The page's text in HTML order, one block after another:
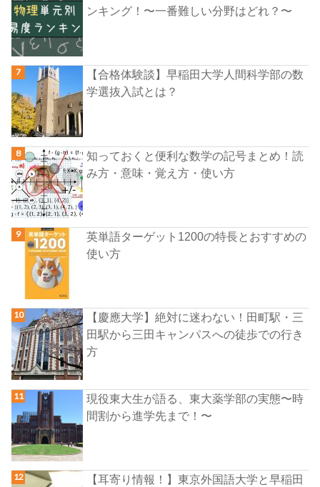
ンキング！〜一番難しい分野はどれ？〜
【合格体験談】早稲田大学人間科学部の数
学選抜入試とは？
知っておくと便利な数学の記号まとめ！読
み方・意味・覚え方・使い方
英単語ターゲット1200の特長とおすすめの
使い方
【慶應大学】絶対に迷わない！田町駅・三
田駅から三田キャンパスへの徒歩での行き
方
現役東大生が語る、東大薬学部の実態〜時
間割から進学先まで！〜
【耳寄り情報！】東京外国語大学と早稲田